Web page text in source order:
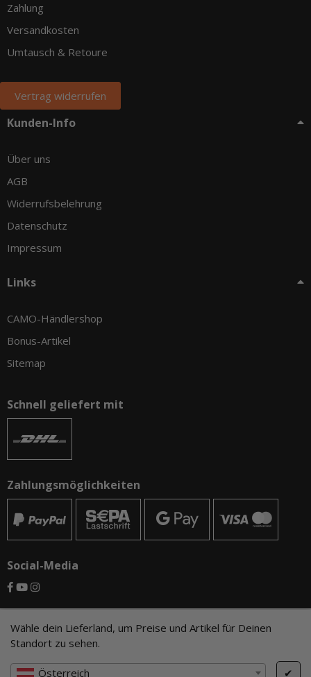
Wähle dein Lieferland, um Preise und Artikel für Deinen
Standort zu sehen.
Österreich ✔
Zahlung
Versandkosten
Umtausch & Retoure
Vertrag widerrufen
Kunden-Info
Über uns
AGB
Widerrufsbelehrung
Datenschutz
Impressum
Links
CAMO-Händlershop
Bonus-Artikel
Sitemap
Schnell geliefert mit
Zahlungsmöglichkeiten
Social-Media
* Alle Preise inkl. gesetzlicher USt., zzgl.
Mindermengenzuschlag